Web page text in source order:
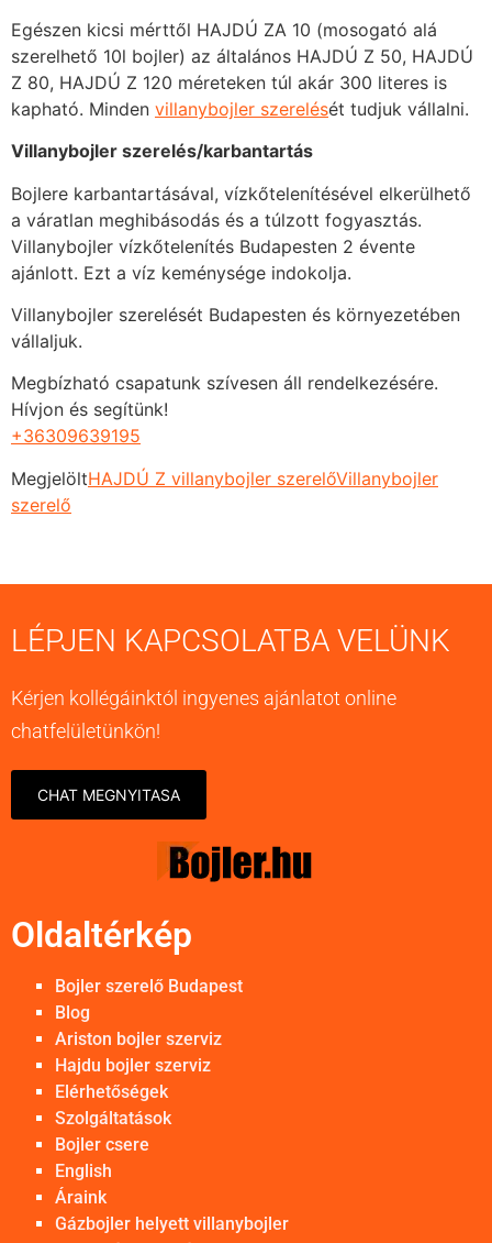
Egészen kicsi mérttől HAJDÚ ZA 10 (mosogató alá
szerelhető 10l bojler) az általános HAJDÚ Z 50, HAJDÚ
Z 80, HAJDÚ Z 120 méreteken túl akár 300 literes is
kapható. Minden villanybojler szerelését tudjuk vállalni.
Villanybojler szerelés/karbantartás
Bojlere karbantartásával, vízkőtelenítésével elkerülhető
a váratlan meghibásodás és a túlzott fogyasztás.
Villanybojler vízkőtelenítés Budapesten 2 évente
ajánlott. Ezt a víz keménysége indokolja.
Villanybojler szerelését Budapesten és környezetében
vállaljuk.
Megbízható csapatunk szívesen áll rendelkezésére.
Hívjon és segítünk!
+36309639195
MegjelöltHAJDÚ Z villanybojler szerelőVillanybojler
szerelő
LÉPJEN KAPCSOLATBA VELÜNK
Kérjen kollégáinktól ingyenes ajánlatot online
chatfelületünkön!
CHAT MEGNYITASA
Oldaltérkép
Bojler szerelő Budapest
Blog
Ariston bojler szerviz
Hajdu bojler szerviz
Elérhetőségek
Szolgáltatások
Bojler csere
English
Áraink
Gázbojler helyett villanybojler